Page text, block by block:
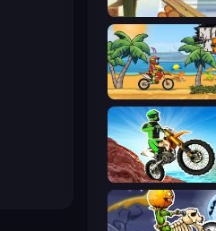
Moto Maniac
Moto X3M
Dirt Bike Mad Skills